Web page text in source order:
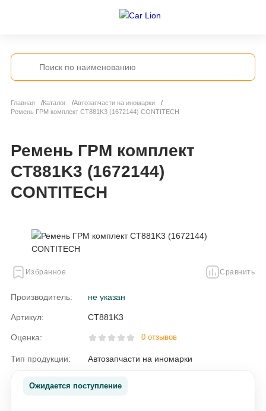
Главная Каталог
Автозапчасти на иномарки
Ремень ГРМ комплект CT881K3 (1672144) CONTITECH
Ремень ГРМ комплект
CT881K3 (1672144)
CONTITECH
Избранное Сравнить
Производитель: не указан
Артикул: CT881K3
Оценка: 0 отзывов
Тип продукции: Автозапчасти на иномарки
Ожидается поступление